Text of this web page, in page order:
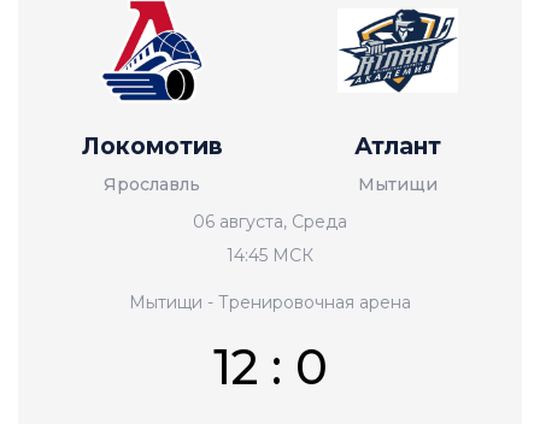
Локомотив
Ярославль
06 августа, Среда
14:45 МСК
Мытищи - Тренировочная арена
12 : 0
Атлант
Мытищи